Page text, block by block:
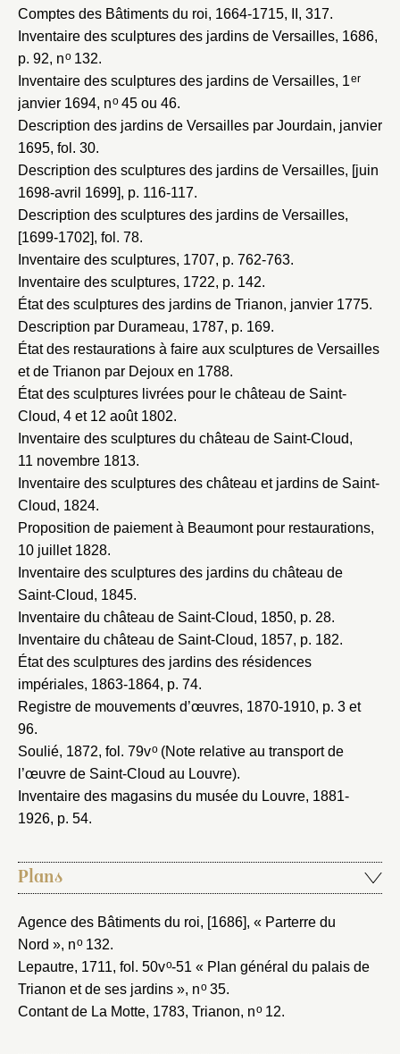
Comptes des Bâtiments du roi, 1664-1715, II, 317.
Inventaire des sculptures des jardins de Versailles, 1686,
p. 92, no132.
Inventaire des sculptures des jardins de Versailles, 1er
janvier 1694, no45 ou 46.
Description des jardins de Versailles par Jourdain, janvier
1695, fol. 30.
Description des sculptures des jardins de Versailles, [juin
1698-avril 1699], p. 116-117.
Description des sculptures des jardins de Versailles,
[1699-1702], fol. 78.
Inventaire des sculptures, 1707, p. 762-763.
Inventaire des sculptures, 1722, p. 142.
État des sculptures des jardins de Trianon, janvier 1775.
Description par Durameau, 1787, p. 169.
État des restaurations à faire aux sculptures de Versailles
et de Trianon par Dejoux en 1788.
État des sculptures livrées pour le château de Saint-
Cloud, 4 et 12 août 1802.
Inventaire des sculptures du château de Saint-Cloud,
11 novembre 1813.
Inventaire des sculptures des château et jardins de Saint-
Cloud, 1824.
Proposition de paiement à Beaumont pour restaurations,
10 juillet 1828.
Inventaire des sculptures des jardins du château de
Saint-Cloud, 1845.
Inventaire du château de Saint-Cloud, 1850, p. 28.
Inventaire du château de Saint-Cloud, 1857, p. 182.
État des sculptures des jardins des résidences
impériales, 1863-1864, p. 74.
Registre de mouvements d’œuvres, 1870-1910, p. 3 et
96.
Soulié, 1872, fol. 79vo(Note relative au transport de
l’œuvre de Saint-Cloud au Louvre).
Inventaire des magasins du musée du Louvre, 1881-
1926, p. 54.
Plans
Agence des Bâtiments du roi, [1686], « Parterre du
Nord », no132.
Lepautre, 1711, fol. 50vo-51 « Plan général du palais de
Trianon et de ses jardins », no35.
Contant de La Motte, 1783, Trianon, no12.
Valider
Nouveau dossier
Créer et ajouter
Envoyer
Vous n'êtes pas encore inscrit ?Créer un compte
Vous avez oublié votre mot de passe ?